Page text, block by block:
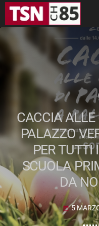
CACCIA ALLE
PALAZZO
PER TUTTI
SCUOLA
DA
today 5